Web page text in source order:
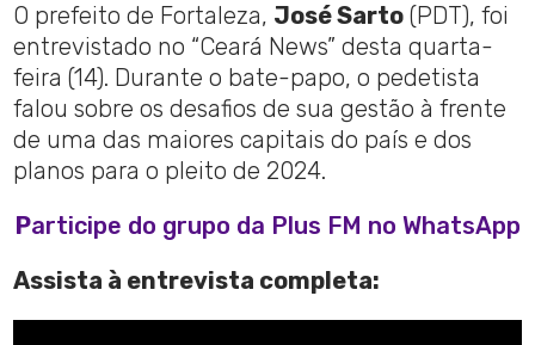
O prefeito de Fortaleza, José Sarto (PDT), foi
entrevistado no “Ceará News” desta quarta-
feira (14). Durante o bate-papo, o pedetista
falou sobre os desafios de sua gestão à frente
de uma das maiores capitais do país e dos
planos para o pleito de 2024.
Participe do grupo da Plus FM no WhatsApp
Assista à entrevista completa: